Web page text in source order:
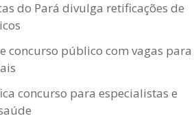
do Pará divulga retificações de
concurso público com vagas para
concurso para especialistas e